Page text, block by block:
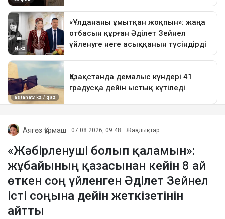
Аягөз Құрмаш 07.08.2026, 09:48 Жаңалықтар
«Жәбірленуші болып қаламын»:
жұбайының қазасынан кейін 8 ай
өткен соң үйленген Әділет Зейнел
істі соңына дейін жеткізетінін
айтты